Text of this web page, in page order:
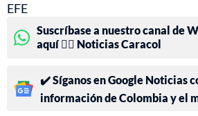
EFE
Suscríbase a nuestro canal de
aquí 👉🏻 Noticias Caracol
✔️ Síganos en Google Noticias
información de Colombia y el